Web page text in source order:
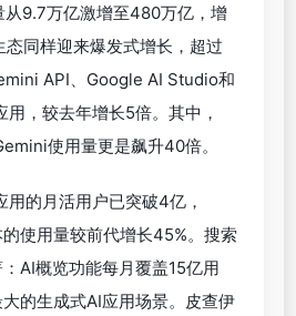
9.7万亿激增至480万亿，增
同样迎来爆发式增长，超过
API、Google AI Studio和
，较去年增长5倍。其中，
使用量更是飙升40倍。
的月活用户已突破4亿，
使用量较前代增长45%。搜索
AI概览功能每月覆盖15亿用
的生成式AI应用场景。皮查伊